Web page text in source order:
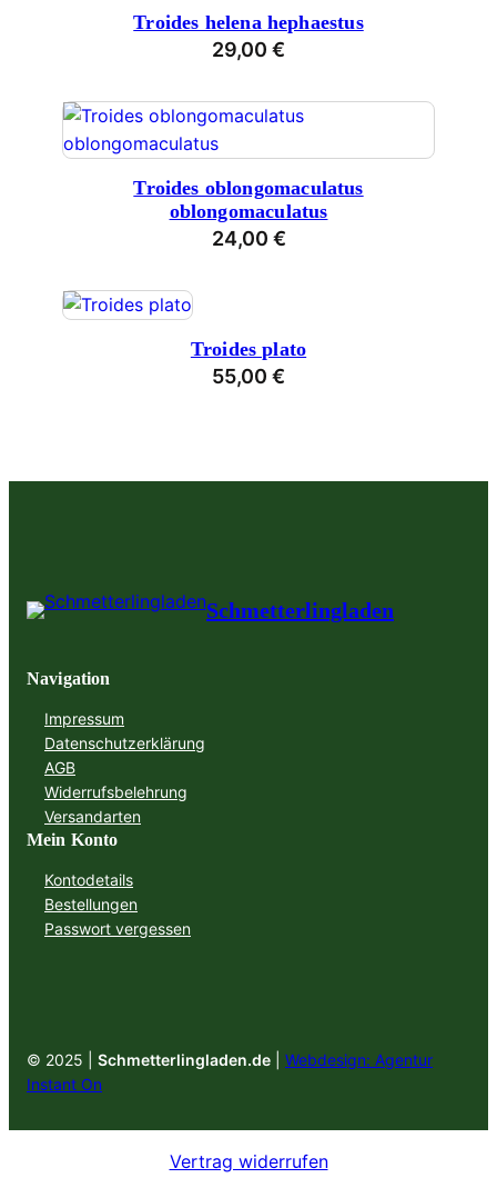
Troides helena hephaestus
29,00 €
Troides oblongomaculatus
oblongomaculatus
24,00 €
Troides plato
55,00 €
Schmetterlingladen
Navigation
Impressum
Datenschutzerklärung
AGB
Widerrufsbelehrung
Versandarten
Mein Konto
Kontodetails
Bestellungen
Passwort vergessen
© 2025 | Schmetterlingladen.de
Webdesign: Agentur
Instant On
Vertrag widerrufen